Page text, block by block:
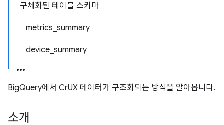
구체화된 테이블 스키마
metrics_summary
device_summary
BigQuery에서 CrUX 데이터가 구조화되는 방식을 알아봅니다.
소개